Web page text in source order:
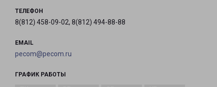
ТЕЛЕФОН
8(812) 458-09-02, 8(812) 494-88-88
EMAIL
pecom@pecom.ru
ГРАФИК РАБОТЫ